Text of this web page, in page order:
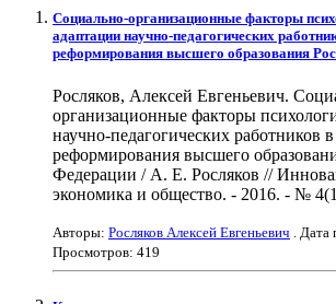
Социально-организационные факторы
адаптации научно-педагогических
реформирования высшего образования
Росляков, Алексей Евгеньевич.
организационные факторы
научно-педагогических работников
реформирования высшего
Федерации / А. Е. Росляков //
экономика и общество. - 2016. - №
Авторы: Росляков Алексей Евгеньевич . Дата
Просмотров: 419